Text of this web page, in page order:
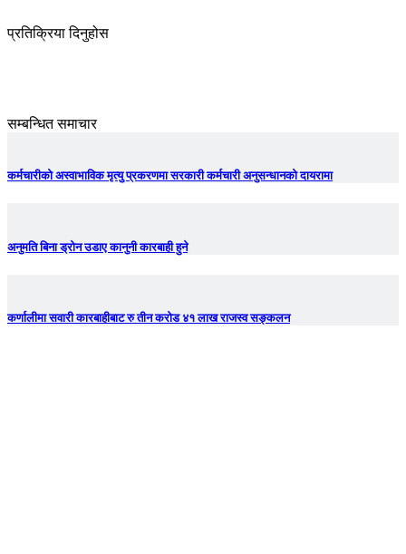
प्रतिक्रिया दिनुहोस
सम्बन्धित समाचार
कर्मचारीको अस्वाभाविक मृत्यु प्रकरणमा सरकारी कर्मचारी अनुसन्धानको दायरामा
अनुमति बिना ड्रोन उडाए कानुनी कारबाही हुने
कर्णालीमा सवारी कारबाहीबाट रु तीन करोड ४१ लाख राजस्व सङ्कलन